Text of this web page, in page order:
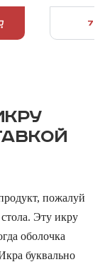
7
пожалуй
Эту икру
оболочка
буквально